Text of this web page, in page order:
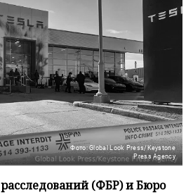
Фото: Global Look Press/Keystone
Press Agency
(ФБР) и Бюро